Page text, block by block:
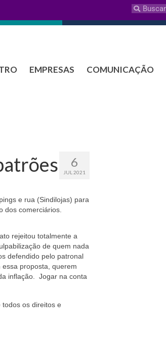
EMPRESAS COMUNICAÇÃO
6
JUL 2021
e rua (Sindilojas) para
dos comerciários.
rejeitou totalmente a
de quem nada
defendido pelo patronal
proposta, querem
inflação. Jogar na conta
os direitos e